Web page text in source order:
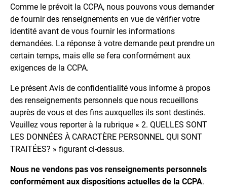
Comme le prévoit la CCPA, nous pouvons vous demander
de fournir des renseignements en vue de vérifier votre
identité avant de vous fournir les informations
demandées. La réponse à votre demande peut prendre un
certain temps, mais elle se fera conformément aux
exigences de la CCPA.
Le présent Avis de confidentialité vous informe à propos
des renseignements personnels que nous recueillons
auprès de vous et des fins auxquelles ils sont destinés.
Veuillez vous reporter à la rubrique « 2. QUELLES SONT
LES DONNÉES À CARACTÈRE PERSONNEL QUI SONT
TRAITÉES? » figurant ci-dessus.
Nous ne vendons pas vos renseignements personnels
conformément aux dispositions actuelles de la CCPA.